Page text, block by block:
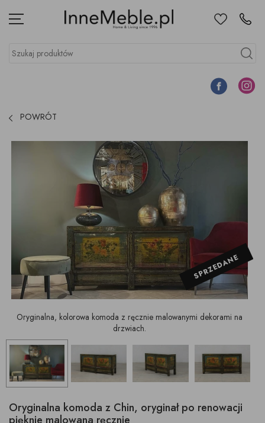
Menu UlubioneKontakt
Szukaj produktów
Szukaj
Facebook
POWRÓT
SPRZEDANE
Oryginalna, kolorowa komoda z ręcznie malowanymi dekorami na
drzwiach.
Oryginalna komoda z Chin, oryginał po renowacji
pięknie malowana ręcznie